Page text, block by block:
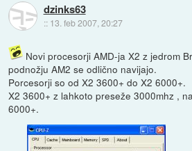
dzinks63
:: 13. feb 2007, 20:27
Novi procesorji AMD-ja X2 z jedrom
podnožju AM2 se odlično navijajo.
Porcesorji so od X2 3600+ do X2 6000+.
X2 3600+ z lahkoto preseže 3000mhz ,
6000+.